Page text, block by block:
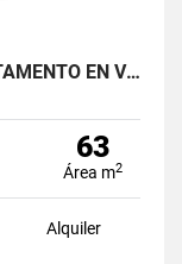
OPORTUNIDAD! SE ALQUILA APARTAMENTO EN VIA ESPAÑA RIO ABAJO
63
Área m2
Alquiler